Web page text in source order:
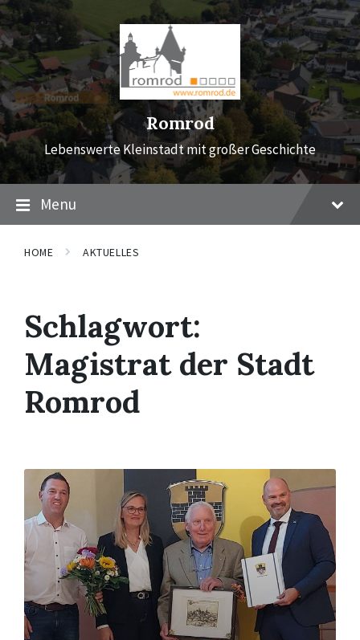
Skip
to
content
Skip
to
main
navigation
Skip
to
footer
Romrod
Lebenswerte Kleinstadt mit großer Geschichte
Menu
HOME AKTUELLES
Schlagwort:
Magistrat der Stadt
Romrod
Read
More